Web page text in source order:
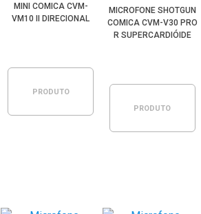
MINI COMICA CVM-
VM10 II DIRECIONAL
PRODUTO
MICROFONE SHOTGUN
COMICA CVM-V30 PRO
R SUPERCARDIÓIDE
PRODUTO